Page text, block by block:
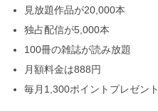
見放題作品が20,000本
独占配信が5,000本
100冊の雑誌が読み放題
月額料金は888円
毎月1,300ポイントプレゼント